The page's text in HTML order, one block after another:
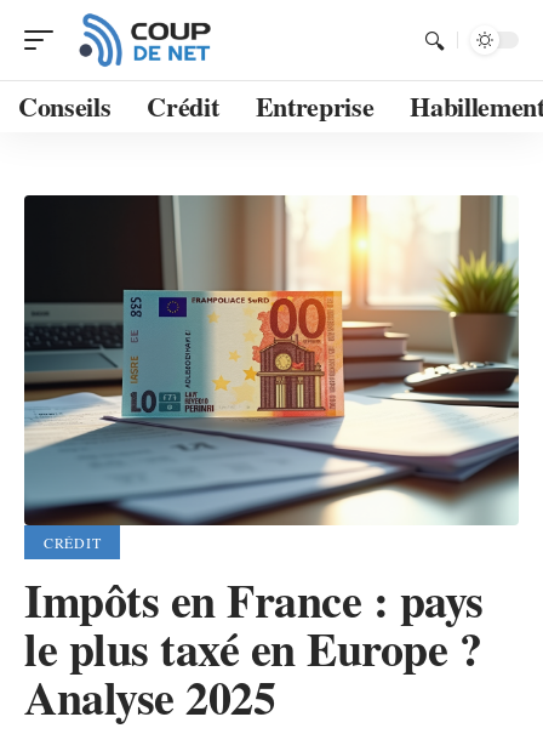
Conseils Crédit Entreprise
CRÉDIT
Impôts en France : pays
le plus taxé en Europe ?
Analyse 2025